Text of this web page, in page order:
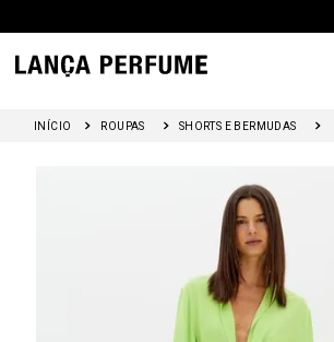
ROUPAS SHORTS E BERMUDAS